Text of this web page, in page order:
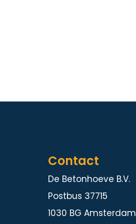
Contact
De Betonhoeve B.V.
Postbus 37715
1030 BG Amsterdam